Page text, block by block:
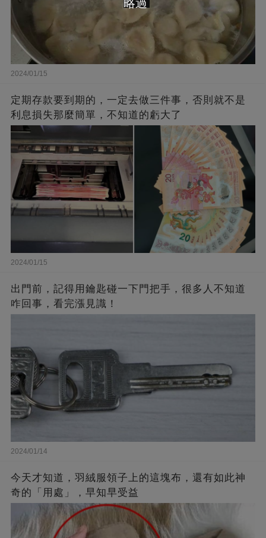
2024/01/15
定期存款要到期的，一定去做三件事，否則就不是
利息損失那麼簡單，不知道的虧大了
2024/01/15
出門前，記得用鑰匙碰一下門把手，很多人不知道
咋回事，看完漲見識！
2024/01/14
今天才知道，羽絨服領子上的這塊布，還有如此神
奇的「用處」，早知早受益
略過